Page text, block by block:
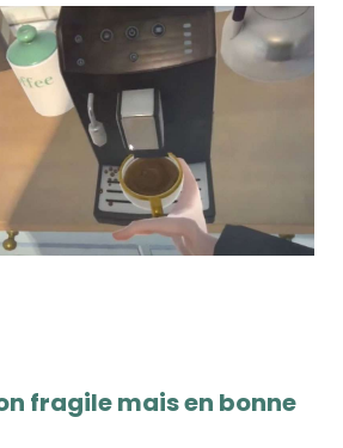
fragile mais en bonne